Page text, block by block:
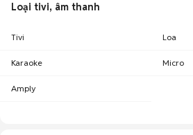
Loại tivi, âm thanh
Tivi Loa
Karaoke Micro
Amply